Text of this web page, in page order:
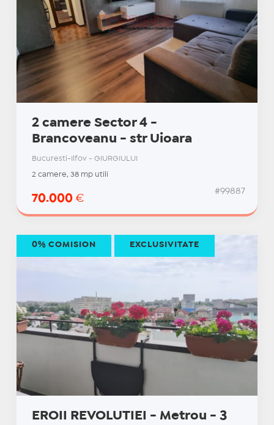
2 camere Sector 4 -
Brancoveanu - str Uioara
Bucuresti-Ilfov - GIURGIULUI
2 camere, 38 mp utili
70.000 €
#99887
EROII REVOLUTIEI - Metrou - 3
0% COMISION EXCLUSIVITATE